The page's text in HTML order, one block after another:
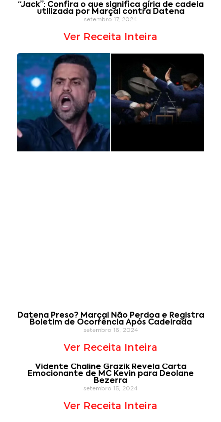
“Jack”: Confira o que significa gíria de cadeia
utilizada por Marçal contra Datena
setembro 17, 2024
Ver Receita Inteira
Datena Preso? Marçal Não Perdoa e Registra
Boletim de Ocorrência Após Cadeirada
setembro 16, 2024
Ver Receita Inteira
Vidente Chaline Grazik Revela Carta
Emocionante de MC Kevin para Deolane
Bezerra
setembro 15, 2024
Ver Receita Inteira